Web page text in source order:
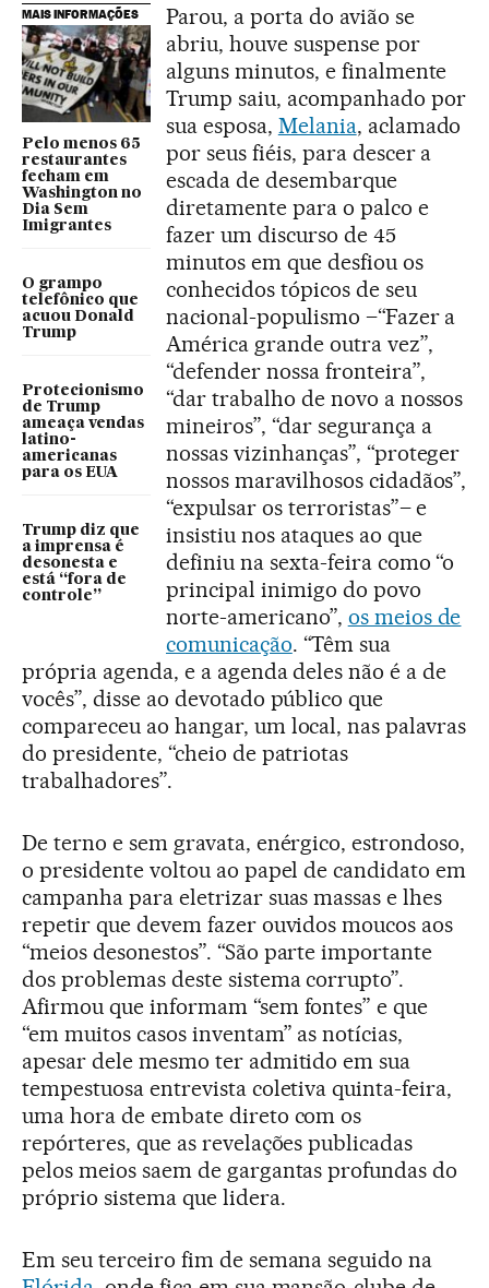
MAIS INFORMAÇÕES
Pelo menos 65
restaurantes
fecham em
Washington no
Dia Sem
Imigrantes
O grampo
telefônico que
acuou Donald
Trump
Protecionismo
de Trump
ameaça vendas
latino-
americanas
para os EUA
Trump diz que
a imprensa é
desonesta e
está “fora de
controle”
Parou, a porta do avião se
abriu, houve suspense por
alguns minutos, e finalmente
Trump saiu, acompanhado por
sua esposa, Melania, aclamado
por seus fiéis, para descer a
escada de desembarque
diretamente para o palco e
fazer um discurso de 45
minutos em que desfiou os
conhecidos tópicos de seu
nacional-populismo –“Fazer a
América grande outra vez”,
“defender nossa fronteira”,
“dar trabalho de novo a nossos
mineiros”, “dar segurança a
nossas vizinhanças”, “proteger
nossos maravilhosos cidadãos”,
“expulsar os terroristas”– e
insistiu nos ataques ao que
definiu na sexta-feira como “o
principal inimigo do povo
norte-americano”, os meios de
comunicação. “Têm sua
própria agenda, e a agenda deles não é a de
vocês”, disse ao devotado público que
compareceu ao hangar, um local, nas palavras
do presidente, “cheio de patriotas
trabalhadores”.
De terno e sem gravata, enérgico, estrondoso,
o presidente voltou ao papel de candidato em
campanha para eletrizar suas massas e lhes
repetir que devem fazer ouvidos moucos aos
“meios desonestos”. “São parte importante
dos problemas deste sistema corrupto”.
Afirmou que informam “sem fontes” e que
“em muitos casos inventam” as notícias,
apesar dele mesmo ter admitido em sua
tempestuosa entrevista coletiva quinta-feira,
uma hora de embate direto com os
repórteres, que as revelações publicadas
pelos meios saem de gargantas profundas do
próprio sistema que lidera.
Em seu terceiro fim de semana seguido na